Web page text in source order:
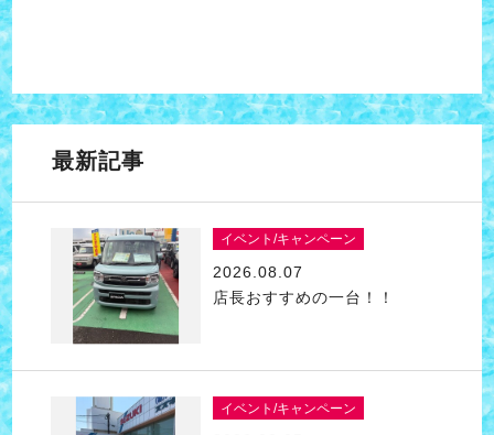
最新記事
イベント/キャンペーン
2026.08.07
店長おすすめの一台！！
イベント/キャンペーン